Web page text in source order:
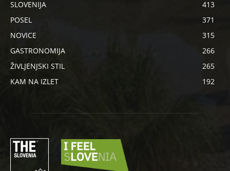
SLOVENIJA
413
POSEL
371
NOVICE
315
GASTRONOMIJA
266
ŽIVLJENJSKI STIL
265
KAM NA IZLET
192